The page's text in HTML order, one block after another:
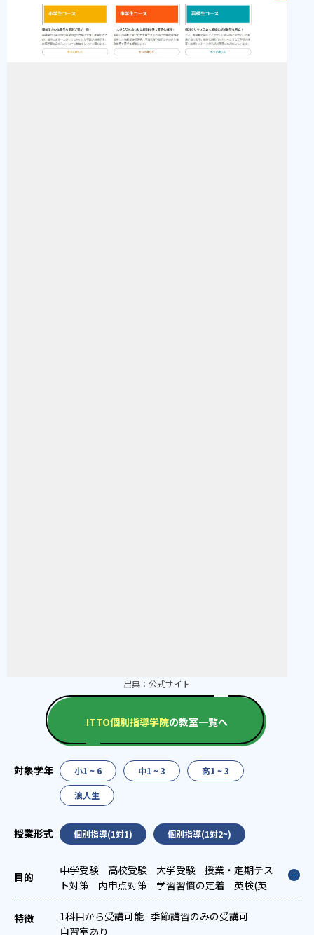
出典： 公式サイト
ITTO個別指導学院の教室一覧へ
小1 ~ 6 中1 ~ 3 高1 ~ 3
浪人生
個別指導(1対1) 個別指導(1対2~)
中学受験 高校受験 大学受験
授業・定期テス
ト対策
内申点対策 学習習慣の定着
英検(英
語検定)対策
漢検(漢字検定)対策
英語・英会
話特化対策
1科目から受講可能 季節講習のみの受講可
自習室あり